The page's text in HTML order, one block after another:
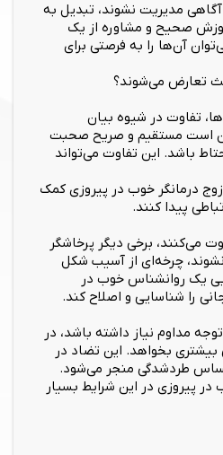
مدیریت نشوند، تبدیل به
صحیح و مشاوره از یک
آن‌ها را به فرصتی برای
تعارض می‌شوند؟
تفاوت در شیوه بیان
است مستقیم و صریح صحبت
باشد. این تفاوت می‌تواند
درمانگر خوب در پیروزی کمک
پیدا کنند.
می‌کنند، برخی دیگر پرخاشگر
چرخه‌ای از آسیب شکل
یک روانشناس خوب در
را شناسایی و اصلاح کند.
مداوم نیاز داشته باشد، در
بخواهد. این تضاد در
طردشدگی منجر می‌شود.
پیروزی در این شرایط بسیار